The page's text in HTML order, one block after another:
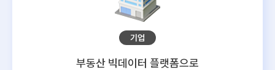
기업
부동산 빅데이터 플랫폼으로